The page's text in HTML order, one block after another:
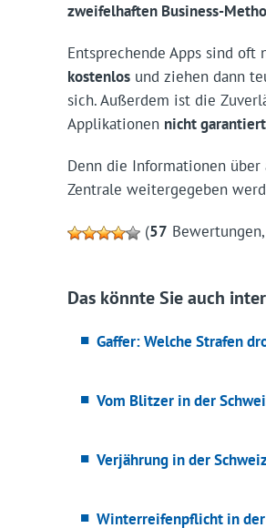
zweifelhaften Business-
Entsprechende Apps sind oft
kostenlosund ziehen dann
sich. Außerdem ist die
Applikationen nicht garantiert
Denn die Informationen
Zentrale weitergegeben
(57
Das könnte Sie auch
Gaffer: Welche Strafen
Vom Blitzer in der
Verjährung in der
Winterreifenpflicht in der